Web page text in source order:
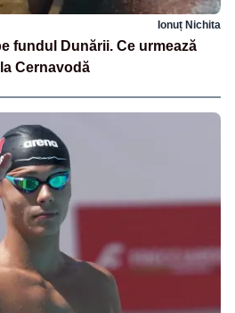
Ionuț Nichita
fundul Dunării. Ce urmează
Cernavodă